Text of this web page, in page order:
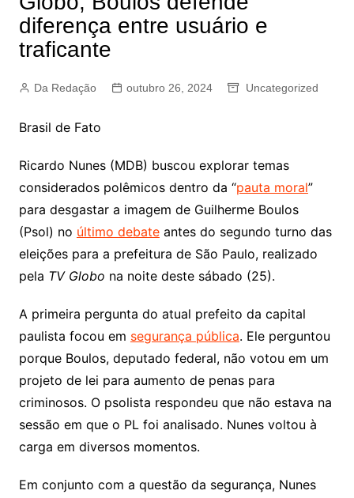
diferença entre usuário e
traficante
Da Redação outubro 26, 2024 Uncategorized
Brasil de Fato
Ricardo Nunes (MDB) buscou explorar temas
considerados polêmicos dentro da “pauta moral”
para desgastar a imagem de Guilherme Boulos
(Psol) no último debateantes do segundo turno das
eleições para a prefeitura de São Paulo, realizado
pela TV Globo na noite deste sábado (25).
A primeira pergunta do atual prefeito da capital
paulista focou em segurança pública. Ele perguntou
porque Boulos, deputado federal, não votou em um
projeto de lei para aumento de penas para
criminosos. O psolista respondeu que não estava na
sessão em que o PL foi analisado. Nunes voltou à
carga em diversos momentos.
Em conjunto com a questão da segurança, Nunes